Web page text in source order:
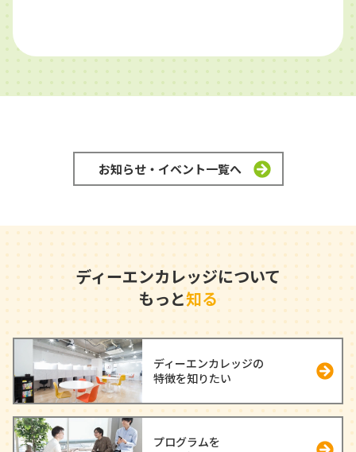
お知らせ・イベント一覧へ
ディーエンカレッジについて
もっと知る
ディーエンカレッジの
特徴を知りたい
プログラムを